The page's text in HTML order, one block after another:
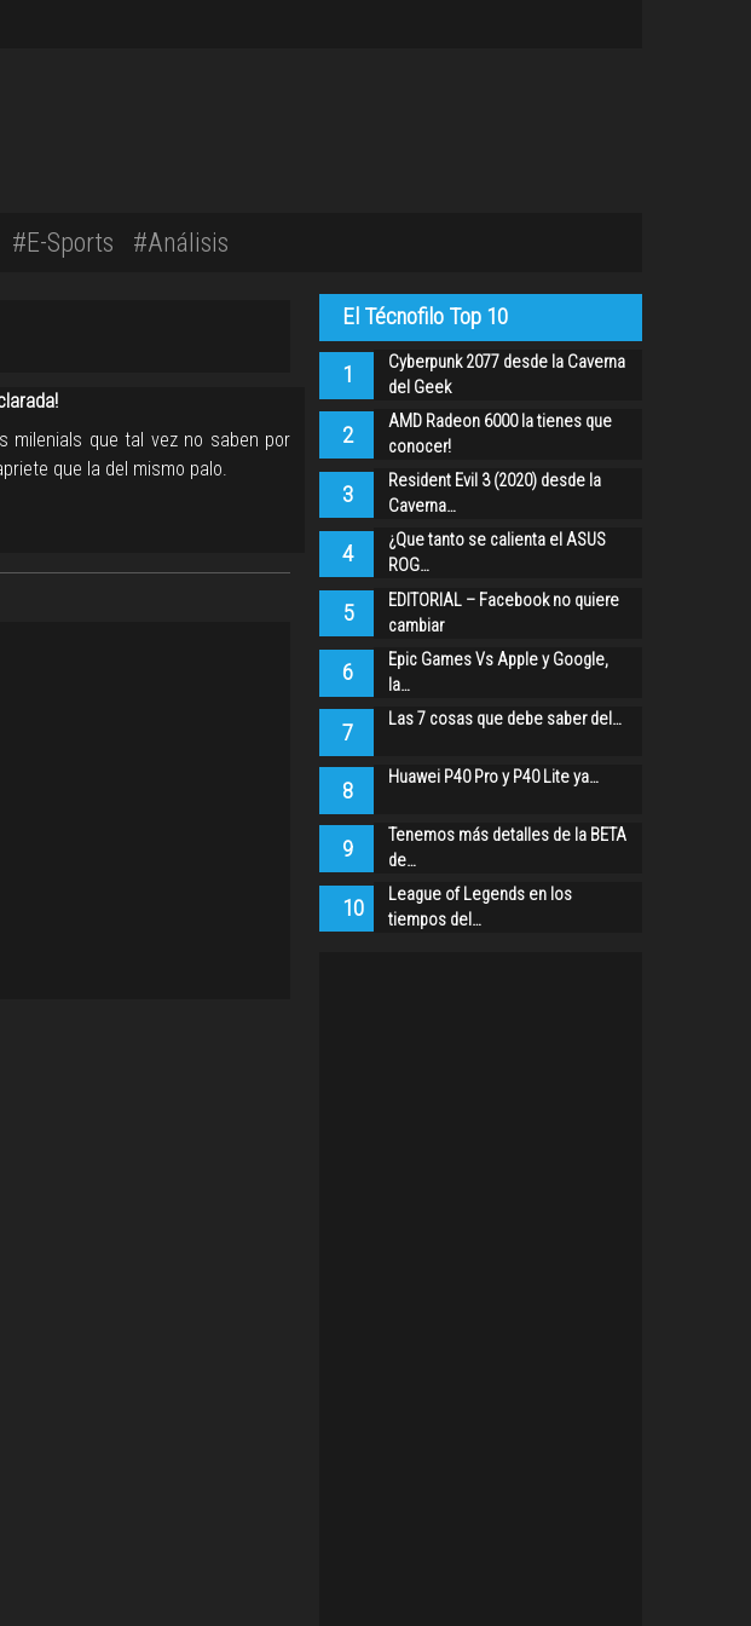
#E-Sports #Análisis
milenials que tal vez no saben por
que la del mismo palo.
El Técnofilo Top 10
1
Cyberpunk 2077 desde la Caverna
del Geek
2
AMD Radeon 6000 la tienes que
conocer!
3
Resident Evil 3 (2020) desde la
Caverna…
4
¿Que tanto se calienta el ASUS
ROG…
5
EDITORIAL – Facebook no quiere
cambiar
6
Epic Games Vs Apple y Google,
la…
7 Las 7 cosas que debe saber del…
8 Huawei P40 Pro y P40 Lite ya…
9
Tenemos más detalles de la BETA
de…
10
League of Legends en los
tiempos del…